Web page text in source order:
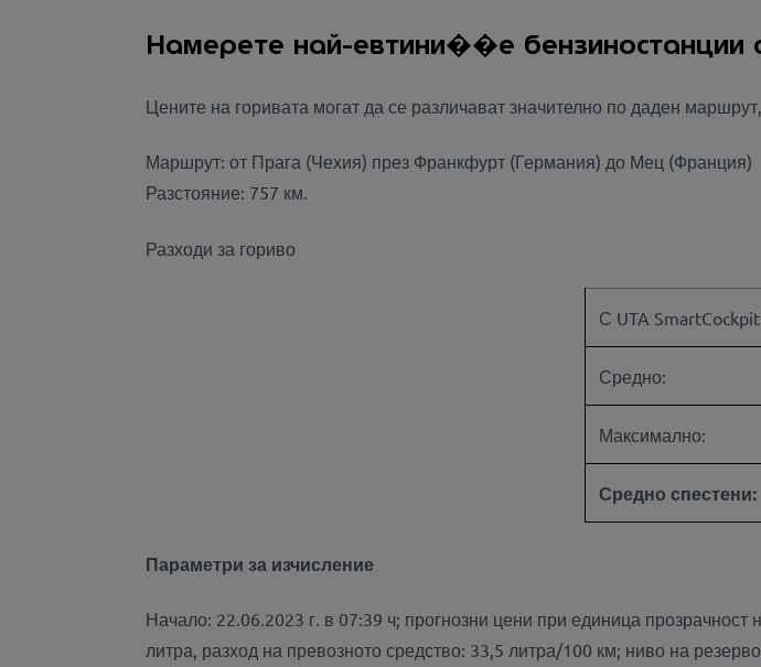
Намерете най-евтини��е бензиностанции
Цените на горивата могат да се различават значително по даден
Маршрут: от Прага (Чехия) през Франкфурт (Германия) до Мец (Франция)
Разстояние: 757 км.
Разходи за гориво
С UTA
Средно:
Максимално:
Средно спестени:
Параметри за изчисление
Начало: 22.06.2023 г. в 07:39 ч; прогнозни цени при единица
литра, разход на превозното средство: 33,5 литра/100 км; ниво на